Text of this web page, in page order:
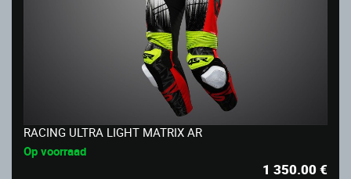
RACING ULTRA LIGHT MATRIX AR
Op voorraad
1 350.00€